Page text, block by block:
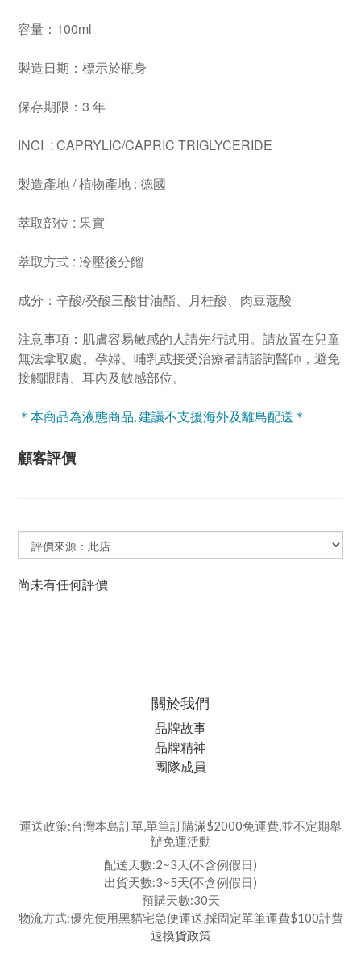
容量：100ml
製造日期：標示於瓶身
保存期限：3 年
INCI : CAPRYLIC/CAPRIC TRIGLYCERIDE
製造產地 / 植物產地 : 德國
萃取部位 : 果實
萃取方式 : 冷壓後分餾
成分：辛酸/癸酸三酸甘油酯、月桂酸、肉豆蔻酸
注意事項：肌膚容易敏感的人請先行試用。請放置在兒童
無法拿取處。孕婦、哺乳或接受治療者請諮詢醫師，避免
接觸眼睛、耳內及敏感部位。
＊本商品為液態商品, 建議不支援海外及離島配送＊
顧客評價
尚未有任何評價
關於我們
品牌故事
品牌精神
團隊成員
運送政策:台灣本島訂單,單筆訂購滿$2000免運費,並不定期舉
辦免運活動
配送天數:2~3天(不含例假日)
出貨天數:3~5天(不含例假日)
預購天數:30天
物流方式:優先使用黑貓宅急便運送,採固定單筆運費$100計費
退換貨政策